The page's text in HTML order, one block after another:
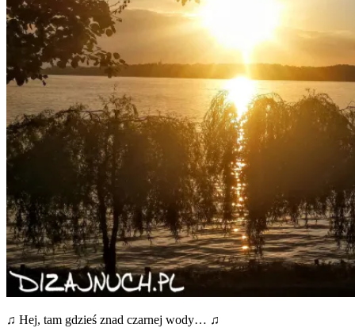
♫ Hej, tam gdzieś znad czar­nej wody… ♫